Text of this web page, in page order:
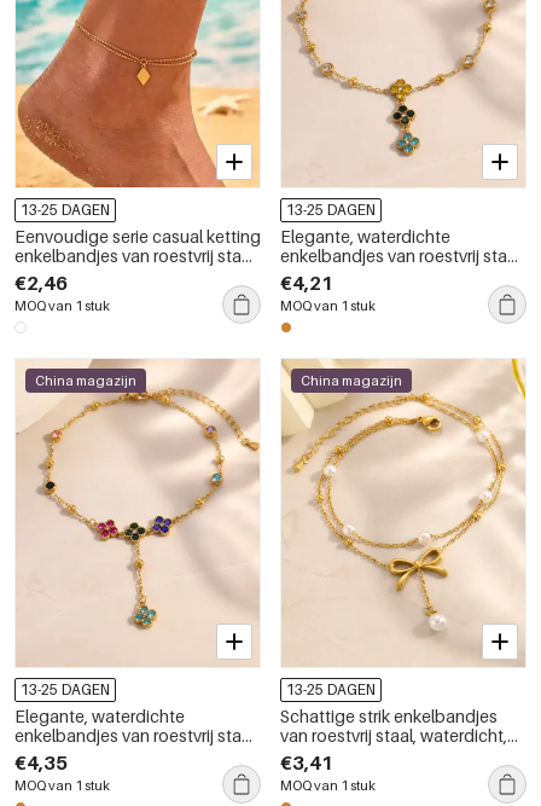
13-25 DAGEN
Eenvoudige serie casual ketting
enkelbandjes van roestvrij staal,
waterdicht, goudkleurig
€2,46
MOQ van 1 stuk
13-25 DAGEN
Elegante, waterdichte
enkelbandjes van roestvrij staal
met bloemmotief en gouden
zirkonia.
€4,21
MOQ van 1 stuk
China magazijn
13-25 DAGEN
Elegante, waterdichte
enkelbandjes van roestvrij staal
met bloemmotief en gouden
zirkonia.
€4,35
MOQ van 1 stuk
China magazijn
13-25 DAGEN
Schattige strik enkelbandjes
van roestvrij staal, waterdicht,
met gouden parels
€3,41
MOQ van 1 stuk